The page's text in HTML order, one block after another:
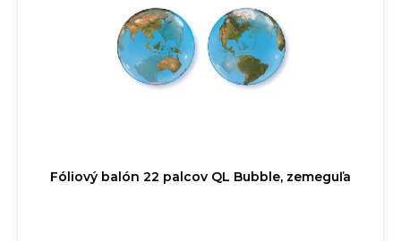
Fóliový balón 22 palcov QL Bubble, zemeguľa